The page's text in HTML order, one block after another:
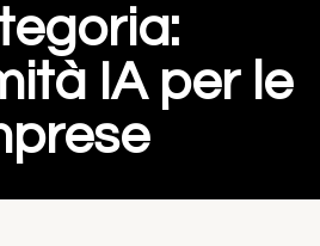
IA per le